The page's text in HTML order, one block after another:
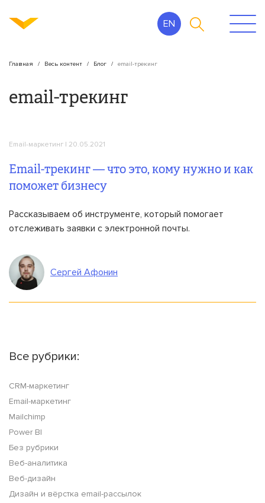
EN
Главная Весь контент Блог email-трекинг
email-трекинг
Email-маркетинг | 20.05.2021
Email-трекинг — что это, кому нужно и как
поможет бизнесу
Рассказываем об инструменте, который помогает
отслеживать заявки с электронной почты.
Сергей Афонин
Все рубрики:
CRM-маркетинг
Email-маркетинг
Mailchimp
Power BI
Без рубрики
Веб-аналитика
Веб-дизайн
Дизайн и вёрстка email-рассылок